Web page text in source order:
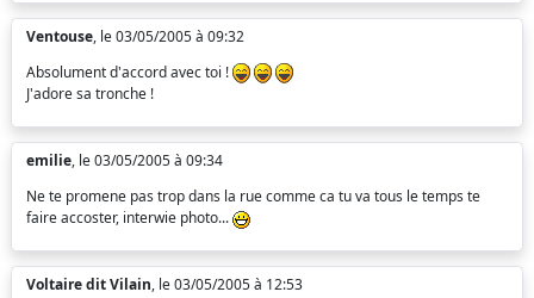
Ventouse, le 03/05/2005 à 09:32
Absolument d'accord avec toi !
J'adore sa tronche !
emilie, le 03/05/2005 à 09:34
Ne te promene pas trop dans la rue comme ca tu va tous le temps te
faire accoster, interwie photo...
Voltaire dit Vilain, le 03/05/2005 à 12:53